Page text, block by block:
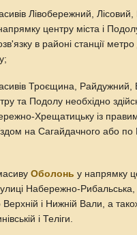
Лівобережний, Лісовий,
центру міста і
в районі станції
Троєщина, Райдужний,
та Подолу необхідно
Хрещатицьку із
на Сагайдачного або
Оболонь у напрямку
Набережно-
Верхній і Нижній Вали, а
і Теліги.